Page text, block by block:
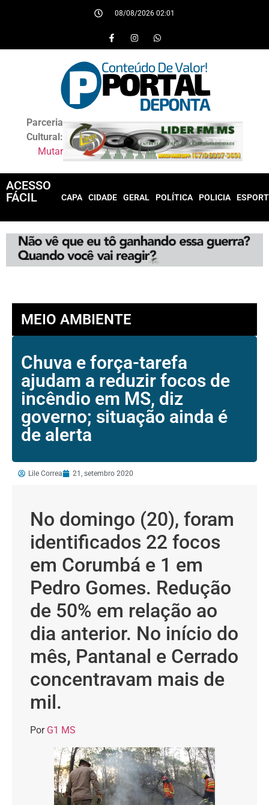
08/08/2026 02:01
Parceria
Cultural:
Mutar
ACESSO
FÁCIL
CAPA CIDADE GERAL POLÍTICA POLICIA
MEIO AMBIENTE
Chuva e força-tarefa
ajudam a reduzir focos de
incêndio em MS, diz
governo; situação ainda é
de alerta
Lile Correa 21, setembro 2020
No domingo (20), foram
identificados 22 focos
em Corumbá e 1 em
Pedro Gomes. Redução
de 50% em relação ao
dia anterior. No início do
mês, Pantanal e Cerrado
concentravam mais de
mil.
Por G1 MS